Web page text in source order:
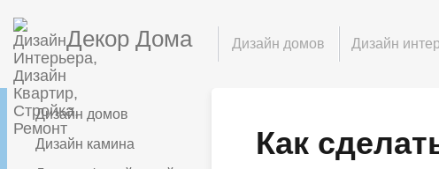
Декор Дома Дизайн домов Дизайн
Дизайн домов
Дизайн камина
Как